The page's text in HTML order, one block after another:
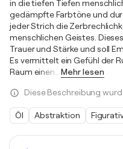
in die tiefen Tiefen
gedämpfte Farbtöne und
jeder Strich die
menschlichen Geistes.
Trauer und Stärke und soll
Es vermittelt ein Gefühl der
Raum einen… Mehr lesen
Diese Beschreibung
Öl Abstraktion